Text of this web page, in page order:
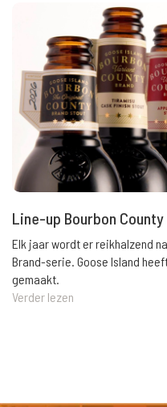
Line-up Bourbon
Elk jaar wordt er reikhalzend
Brand-serie. Goose Island
gemaakt.
Verder lezen